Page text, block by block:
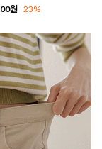
원 23%